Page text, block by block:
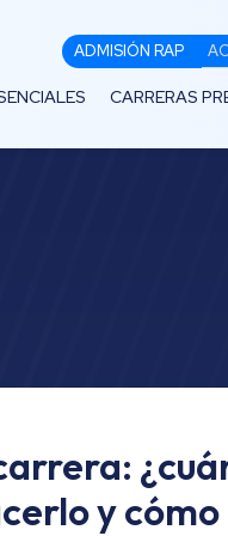
ADMISIÓN RAP
CARRERAS
y cómo